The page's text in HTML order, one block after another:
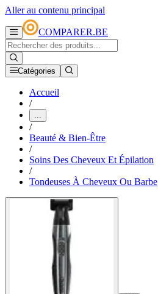
Aller au contenu principal
COMPARER.BE
Catégories
Accueil
/
...
/
Beauté & Bien-Être
/
Soins Des Cheveux Et Épilation
/
Tondeuses À Cheveux Ou Barbe